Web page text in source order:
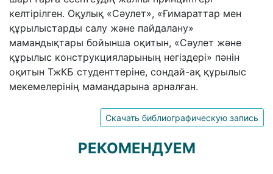
келтірілген. Оқулық «Сәулет», «Ғимараттар мен
құрылыстарды салу және пайдалану»
мамандықтары бойынша оқитын, «Сәулет және
құрылыс конструкцияларының негіздері» пәнін
оқитын ТжКБ студенттеріне, сондай-ақ құрылыс
мекемелерінің мамандарына арналған.
Скачать библиографическую запись
РЕКОМЕНДУЕМ